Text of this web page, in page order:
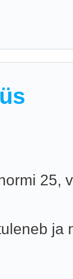
25,
ja